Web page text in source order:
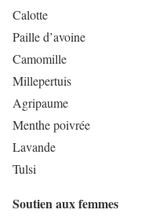
Calotte
Paille d’avoine
Camomille
Millepertuis
Agripaume
Menthe poivrée
Lavande
Tulsi
Soutien aux femmes